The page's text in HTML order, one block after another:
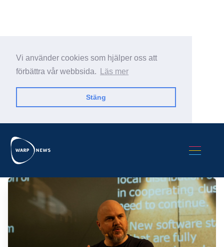
Vi använder cookies som hjälper oss att
förbättra vår webbsida.
Läs mer
Stäng